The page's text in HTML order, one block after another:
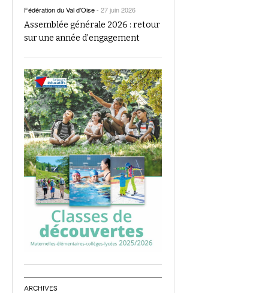
Fédération du Val d’Oise- 27 juin 2026
Assemblée générale 2026 : retour
sur une année d’engagement
ARCHIVES